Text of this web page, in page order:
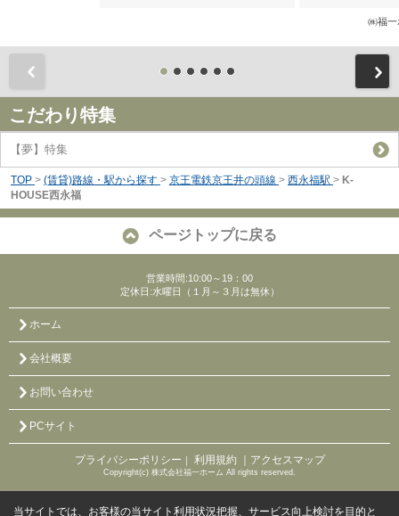
㈱福一
こだわり特集
【夢】特集
TOP > (賃貸)路線・駅から探す > 京王電鉄京王井の頭線 > 西永福駅 > K-
HOUSE西永福
ページトップに戻る
営業時間:10:00～19：00
定休日:水曜日（１月～３月は無休）
ホーム
会社概要
お問い合わせ
PCサイト
プライバシーポリシー ｜ 利用規約 ｜アクセスマップ
Copyright(c) 株式会社福一ホーム All rights reserved.
当サイトでは、お客様の当サイト利用状況把握、サービス向上検討を目的と